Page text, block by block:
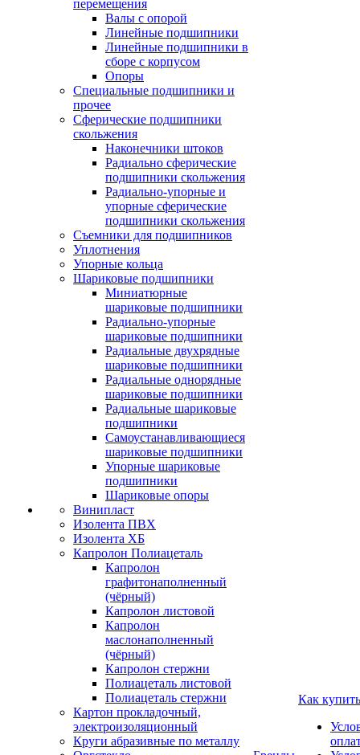
перемещения
Валы с опорой
Линейные подшипники
Линейные подшипники в
сборе с корпусом
Опоры
Специальные подшипники и
прочее
Сферические подшипники
скольжения
Наконечники штоков
Радиально сферические
подшипники скольжения
Радиально-упорные и
упорные сферические
подшипники скольжения
Съемники для подшипников
Уплотнения
Упорные кольца
Шариковые подшипники
Миниатюрные
шариковые подшипники
Радиально-упорные
шариковые подшипники
Радиальные двухрядные
шариковые подшипники
Радиальные однорядные
шариковые подшипники
Радиальные шариковые
подшипники
Самоустанавливающиеся
шариковые подшипники
Упорные шариковые
подшипники
Шариковые опоры
Винипласт
Изолента ПВХ
Изолента ХБ
Капролон Полиацеталь
Капролон
графитонаполненный
(чёрный)
Капролон листовой
Капролон
маслонаполненный
(чёрный)
Капролон стержни
Полиацеталь листовой
Полиацеталь стержни
Картон прокладочный,
электроизоляционный
Круги абразивные по металлу
Как купить